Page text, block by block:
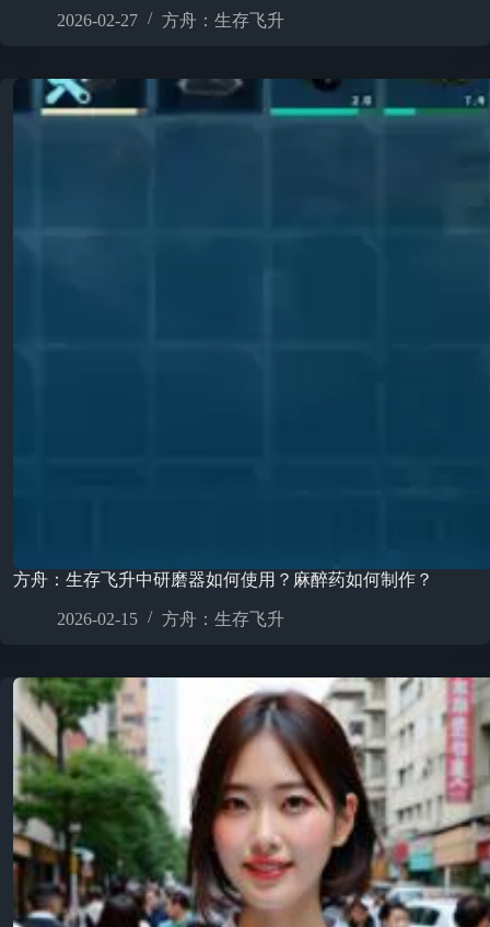
2026-02-27 方舟：生存飞升
方舟：生存飞升中研磨器如何使用？麻醉药如何制作？
2026-02-15 方舟：生存飞升